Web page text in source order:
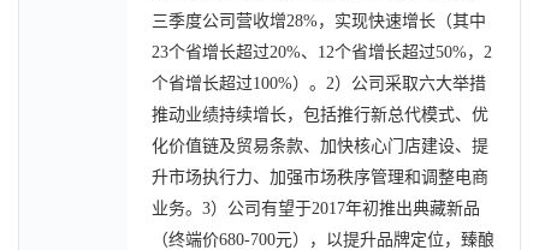
三季度公司营收增28%，实现快速增长（其中
23个省增长超过20%、12个省增长超过50%，2
个省增长超过100%）。2）公司采取六大举措
推动业绩持续增长，包括推行新总代模式、优
化价值链及贸易条款、加快核心门店建设、提
升市场执行力、加强市场秩序管理和调整电商
业务。3）公司有望于2017年初推出典藏新品
（终端价680-700元），以提升品牌定位，臻酿